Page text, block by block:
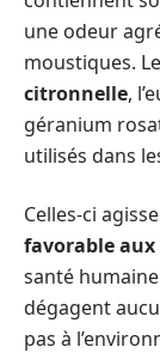
une odeur
moustiques.
citronnelle,
géranium
utilisés dans
Celles-ci
favorable
santé
dégagent
pas à